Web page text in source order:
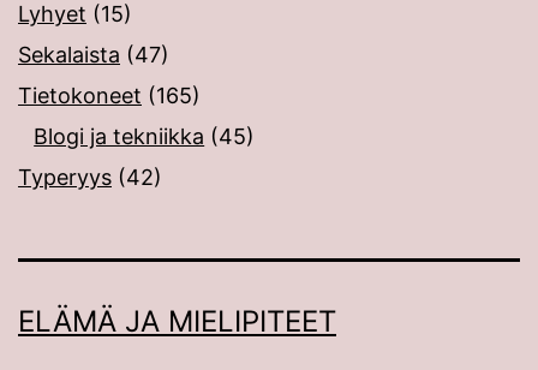
Lyhyet (15)
Sekalaista (47)
Tietokoneet (165)
Blogi ja tekniikka (45)
Typeryys (42)
ELÄMÄ JA MIELIPITEET